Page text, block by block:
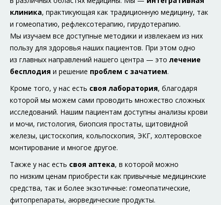
клиника, практикующая как традиционную медицину, так
и гомеопатию, рефлексотерапию, гирудотерапию.
Мы изучаем все доступные методики и извлекаем из них
пользу для здоровья наших пациентов. При этом одно
из главных направлений нашего центра — это лечение
бесплодия и решение проблем с зачатием.
Кроме того, у нас есть своя лаборатория, благодаря
которой мы можем сами проводить множество сложных
исследований. Нашим пациентам доступны анализы крови
и мочи, гистология, биопсия простаты, щитовидной
железы, цистоскопия, кольпоскопия, ЭКГ, холтеровское
монтирование и многое другое.
Также у нас есть своя аптека, в которой можно
по низким ценам приобрести как привычные медицинские
средства, так и более экзотичные: гомеопатические,
фитопрепараты, аюрведические продукты.